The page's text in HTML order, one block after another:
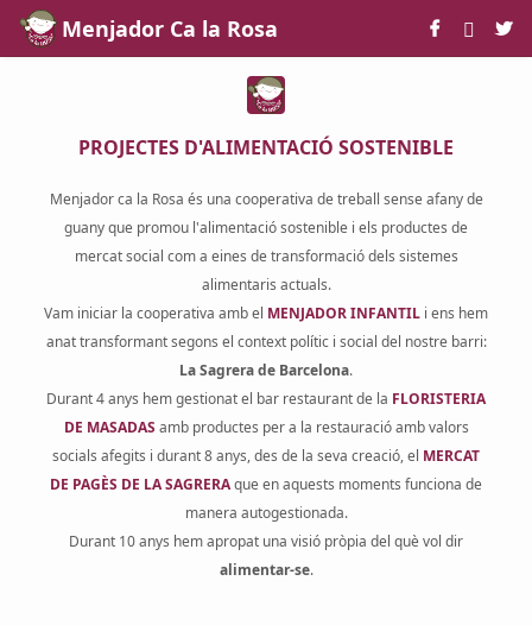
Skip to Main Content
Menjador Ca la Rosa
PROJECTES D'ALIMENTACIÓ SOSTENIBLE
Menjador ca la Rosa és una cooperativa de treball sense afany de
guany que promou l'alimentació sostenible i els productes de
mercat social com a eines de transformació dels sistemes
alimentaris actuals.
Vam iniciar la cooperativa amb el MENJADOR INFANTIL i ens hem
anat transformant segons el context polític i social del nostre barri:
La Sagrera de Barcelona.
Durant 4 anys hem gestionat el bar restaurant de la FLORISTERIA
DE MASADAS amb productes per a la restauració amb valors
socials afegits i durant 8 anys, des de la seva creació, el MERCAT
DE PAGÈS DE LA SAGRERAque en aquests moments funciona de
manera autogestionada.
Durant 10 anys hem apropat una visió pròpia del què vol dir
alimentar-se.